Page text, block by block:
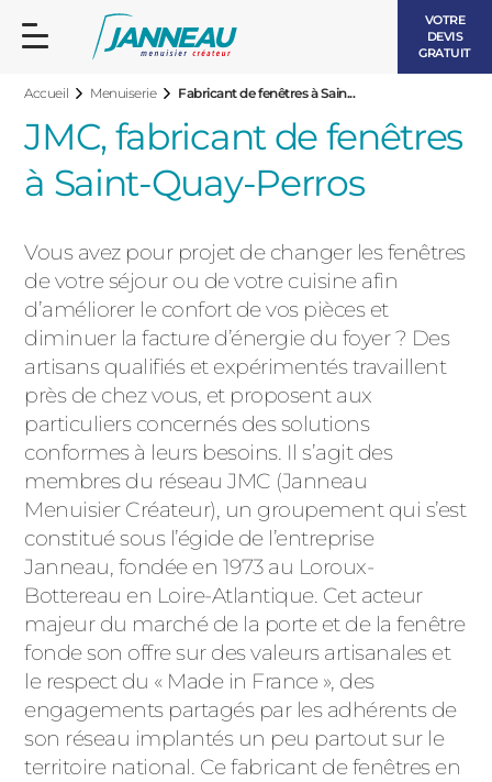
VOTRE
DEVIS
GRATUIT
Accueil Menuiserie Fabricant de fenêtres à Sain...
JMC, fabricant de fenêtres
à Saint-Quay-Perros
Vous avez pour projet de changer les fenêtres
de votre séjour ou de votre cuisine afin
d’améliorer le confort de vos pièces et
diminuer la facture d’énergie du foyer ? Des
artisans qualifiés et expérimentés travaillent
près de chez vous, et proposent aux
particuliers concernés des solutions
conformes à leurs besoins. Il s’agit des
membres du réseau JMC (Janneau
Menuisier Créateur), un groupement qui s’est
constitué sous l’égide de l’entreprise
Janneau, fondée en 1973 au Loroux-
Bottereau en Loire-Atlantique. Cet acteur
majeur du marché de la porte et de la fenêtre
fonde son offre sur des valeurs artisanales et
le respect du « Made in France », des
engagements partagés par les adhérents de
son réseau implantés un peu partout sur le
territoire national. Ce fabricant de fenêtres en
FENÊTRES ET PORTES-FENÊTRES
BOIS
PVC
BAIES VITRÉES
PORTES D’ENTRÉE
LES CONTEMPORAINES
LES INTEMPORELLES
LES LUMINEUSES
VOLETS ROULANTS
PERGOLAS
PORTAILS ET PORTILLONS
CARPORTS
CLÔTURES